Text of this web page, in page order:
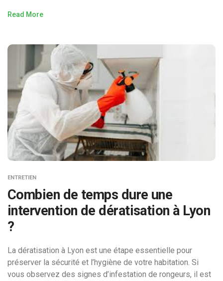
Read More
ENTRETIEN
Combien de temps dure une
intervention de dératisation à Lyon
?
La dératisation à Lyon est une étape essentielle pour
préserver la sécurité et l’hygiène de votre habitation. Si
vous observez des signes d’infestation de rongeurs, il est